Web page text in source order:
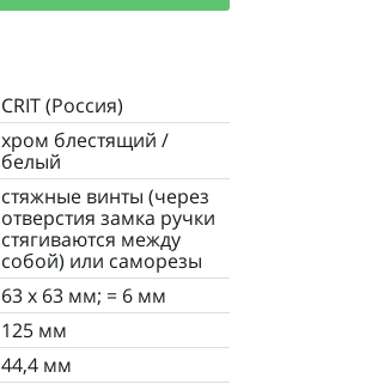
CRIT (Россия)
хром блестящий /
белый
стяжные винты (через
отверстия замка ручки
стягиваются между
собой) или саморезы
63 х 63 мм; = 6 мм
125 мм
44,4 мм